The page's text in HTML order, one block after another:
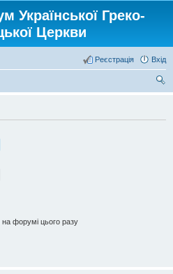
Української Греко-
Церкви
Вхід
Реєстрація
форумі цього разу